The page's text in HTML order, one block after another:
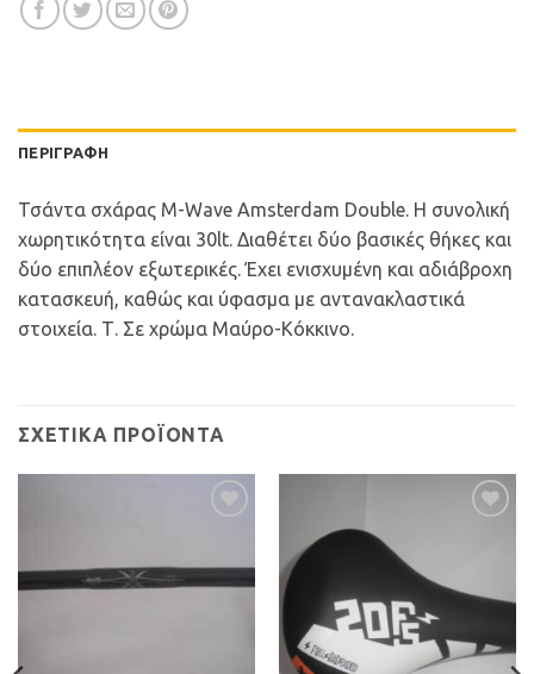
ΠΕΡΙΓΡΑΦΉ
Τσάντα σχάρας M-Wave Amsterdam Double. Η συνολική
χωρητικότητα είναι 30lt. Διαθέτει δύο βασικές θήκες και
δύο επιπλέον εξωτερικές. Έχει ενισχυμένη και αδιάβροχη
κατασκευή, καθώς και ύφασμα με αντανακλαστικά
στοιχεία. Τ. Σε χρώμα Μαύρο-Κόκκινο.
ΣΧΕΤΙΚΆ ΠΡΟΪΌΝΤΑ
Επιθυμιών